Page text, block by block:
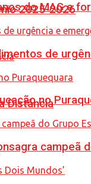
2025-2026
Distância
do MAG e
de
no
campeã